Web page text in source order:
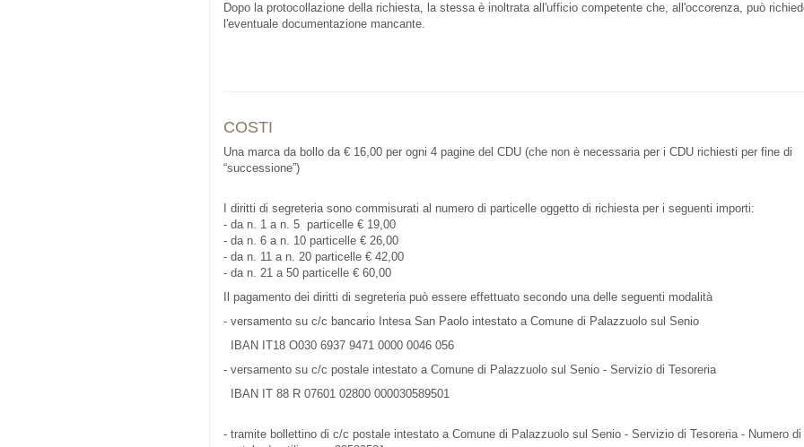
Dopo la protocollazione della richiesta, la stessa è inoltrata all'ufficio competente che, all'occorenza, può
l'eventuale documentazione mancante.
COSTI
Una marca da bollo da € 16,00 per ogni 4 pagine del CDU (che non è necessaria per i CDU richiesti per fine di
“successione”)
I diritti di segreteria sono commisurati al numero di particelle oggetto di richiesta per i seguenti importi:
- da n. 1 a n. 5 particelle € 19,00
- da n. 6 a n. 10 particelle € 26,00
- da n. 11 a n. 20 particelle € 42,00
- da n. 21 a 50 particelle € 60,00
Il pagamento dei diritti di segreteria può essere effettuato secondo una delle seguenti modalità
- versamento su c/c bancario Intesa San Paolo intestato a Comune di Palazzuolo sul Senio
IBAN IT18 O030 6937 9471 0000 0046 056
- versamento su c/c postale intestato a Comune di Palazzuolo sul Senio - Servizio di Tesoreria
IBAN IT 88 R 07601 02800 000030589501
- tramite bollettino di c/c postale intestato a Comune di Palazzuolo sul Senio - Servizio di Tesoreria - Numero